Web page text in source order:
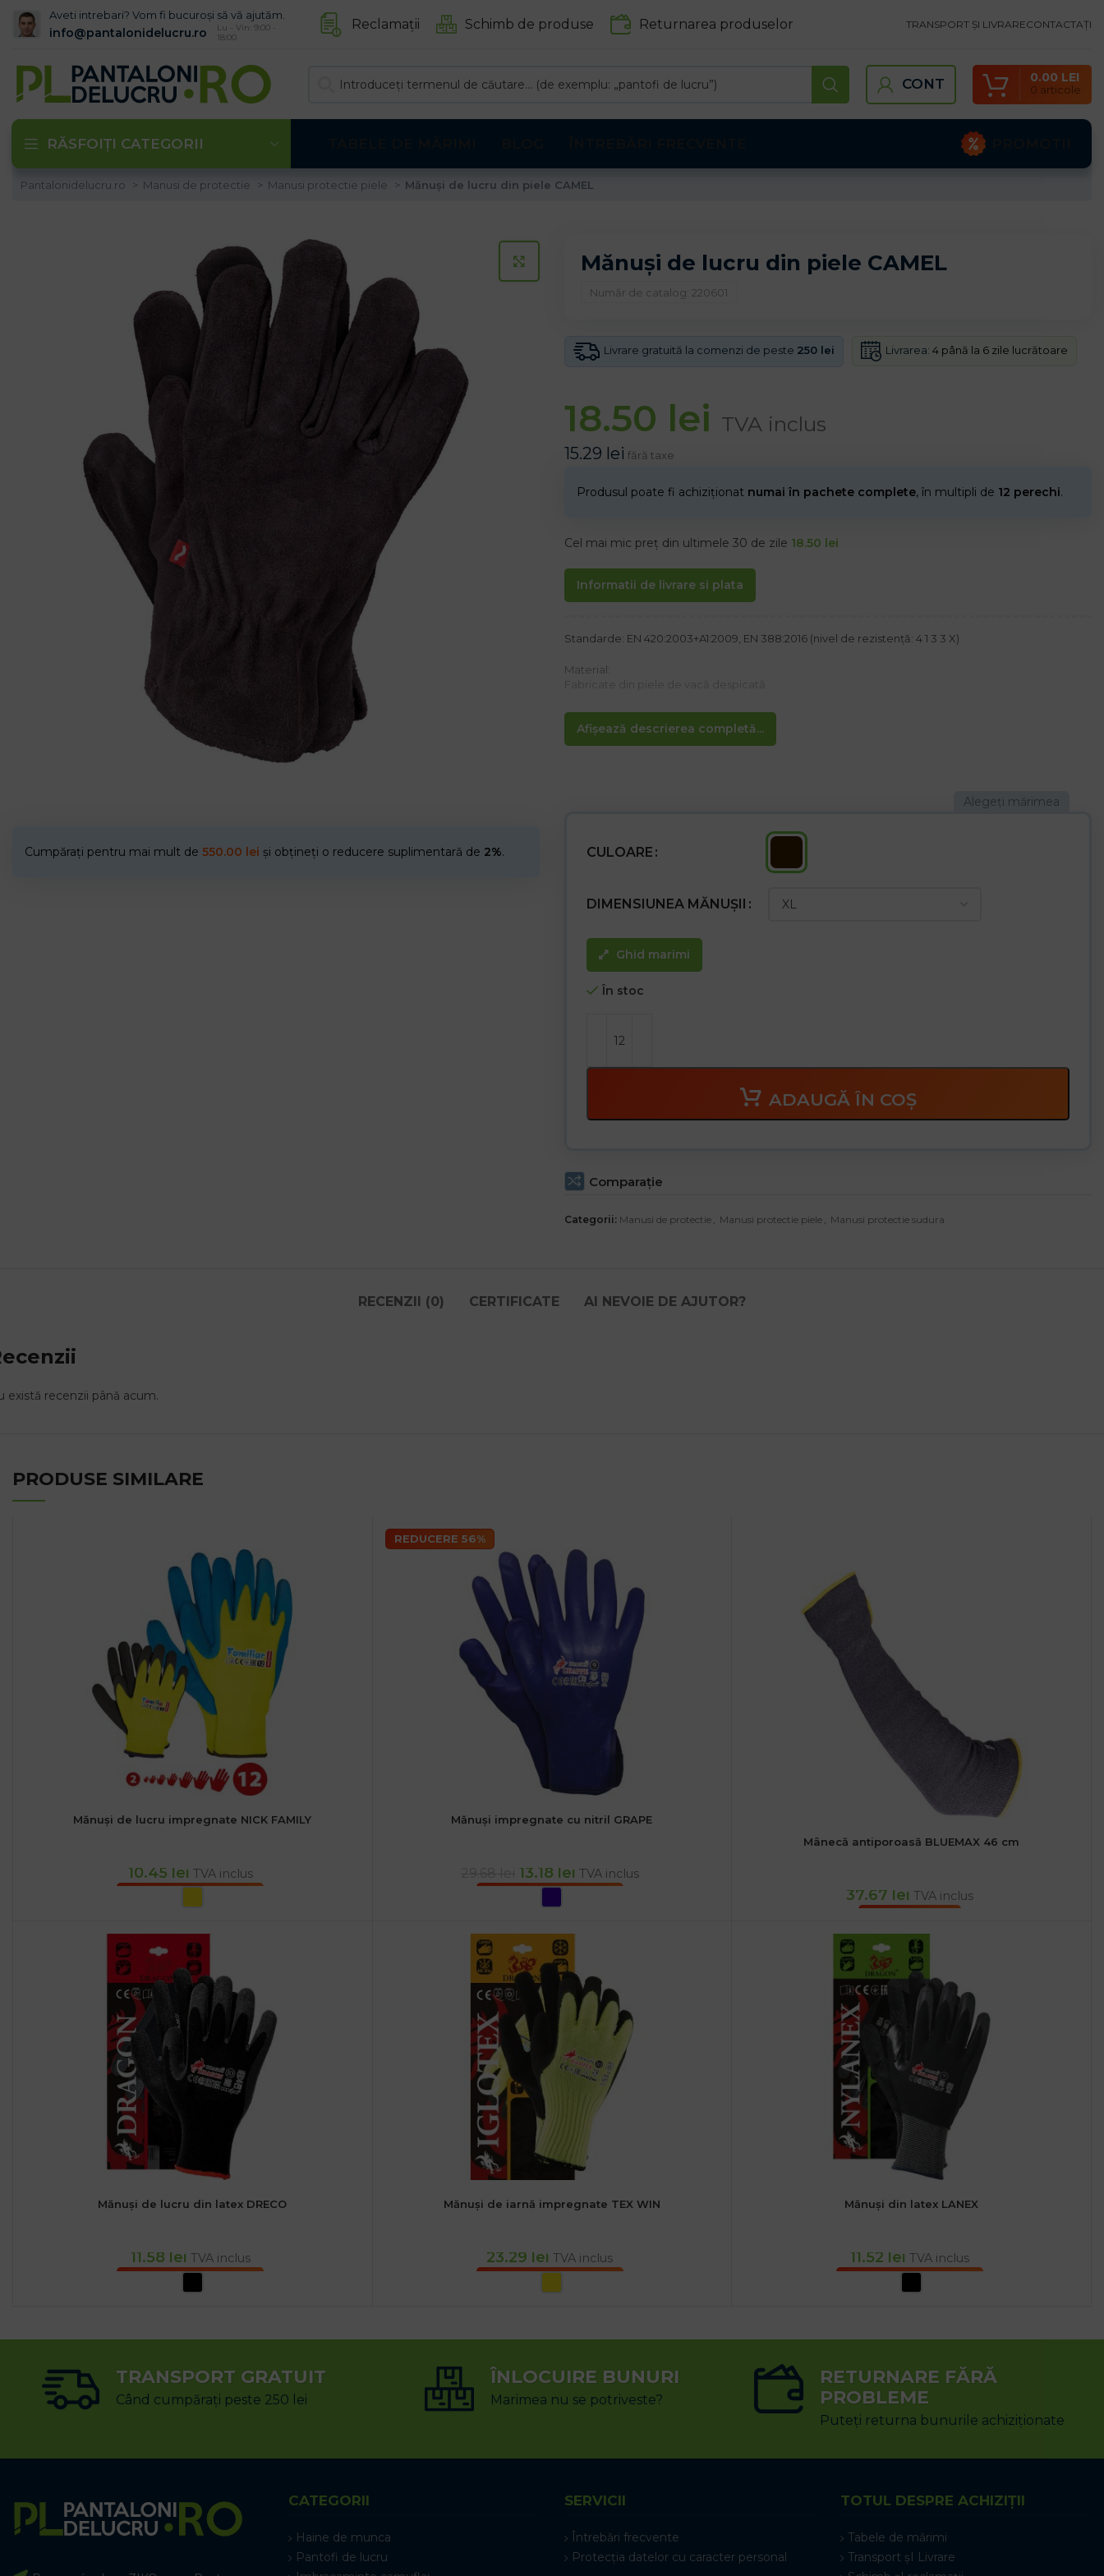
Aveti intrebari? Vom fi bucuroși să vă ajutăm.
info@pantalonidelucru.ro
Lu - Vin: 9:00 -
18:00
Reclamații Schimb de produse Returnarea produselor TRANSPORT ȘI LIVRARECONTACTAȚI
CONT 0 articole
0.00 LEI
RĂSFOIȚI CATEGORII
Pantalonidelucru.ro Manusi de protectie Manusi protectie piele Mănuși de lucru din piele CAMEL
CLICK PENTRU A MARI
Cumpărați pentru mai mult de 550.00 lei și obțineți o reducere suplimentară de 2%.
Mănuși de lucru din piele CAMEL
Număr de catalog: 220601
Livrare gratuită la comenzi de peste 250 lei Livrarea: 4 până la 6 zile lucrătoare
18.50 lei TVA inclus
15.29 lei fără taxe
Produsul poate fi achiziționat numai în pachete complete, în multipli de 12 perechi.
Cel mai mic preț din ultimele 30 de zile 18.50 lei
Informatii de livrare si plata
Afișează descrierea completă...
Standarde: EN 420:2003+A1:2009, EN 388:2016 (nivel de rezistență: 4 1 3 3 X)
Material:
Caracteristici:
– Partea de prindere este realizată dintr-o singură bucată de piele, datorită căreia prezintă o
rezistență mai mare și rezistență la abraziune
CULOARE
DIMENSIUNEA MĂNUȘII
Ghid marimi
În stoc
ADAUGĂ ÎN COȘ
Comparaţie
Categorii: Manusi de protectie , Manusi protectie piele , Manusi protectie sudura
RECENZII (0) CERTIFICATE AI NEVOIE DE AJUTOR?
există recenzii până acum.
PRODUSE SIMILARE
Mănuși de lucru impregnate NICK FAMILY
10.45 lei TVA inclus
REDUCERE 56%
Mănuși impregnate cu nitril GRAPE
13.18 lei TVA inclus
Mânecă antiporoasă BLUEMAX 46 cm
37.67 lei TVA inclus
Mănuși de lucru din latex DRECO
11.58 lei TVA inclus
Mănuși de iarnă impregnate TEX WIN
23.29 lei TVA inclus
Mănuși din latex LANEX
11.52 lei TVA inclus
TRANSPORT GRATUIT
Când cumpărați peste 250 lei
ÎNLOCUIRE BUNURI
Marimea nu se potriveste?
RETURNARE FĂRĂ
PROBLEME
Puteți returna bunurile achiziționate
CATEGORII
Haine de munca
Pantofi de lucru
SERVICII
Întrebări frecvente
Protecția datelor cu caracter personal
TOTUL DESPRE ACHIZIȚII
Tabele de mărimi
Transport șI Livrare